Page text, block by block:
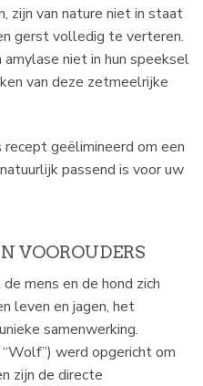
zijn van nature niet in staat
gerst volledig te verteren.
niet in hun speeksel
van deze zetmeelrijke
geëlimineerd om een
passend is voor uw
VOOROUDERS
mens en de hond zich
leven en jagen, het
samenwerking.
werd opgericht om
zijn de directe